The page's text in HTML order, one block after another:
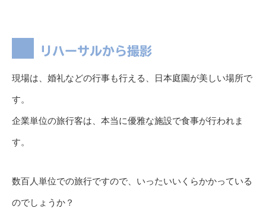
リハーサルから撮影
現場は、婚礼などの行事も行える、日本庭園が美しい場所で
す。
企業単位の旅行客は、本当に優雅な施設で食事が行われま
す。
数百人単位での旅行ですので、いったいいくらかかっている
のでしょうか？